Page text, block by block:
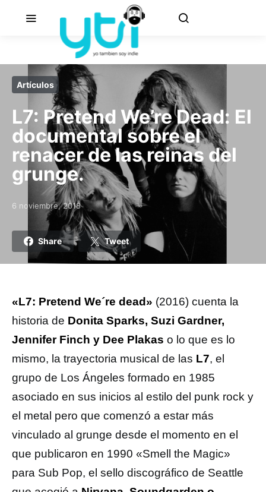
Artículos
L7: Pretend We’re Dead: El
documental sobre el
renacer de las reinas del
grunge.
Posted on
6 noviembre, 2018
Share Tweet
«L7: Pretend We´re dead» (2016) cuenta la
historia de Donita Sparks, Suzi Gardner,
Jennifer Finch y Dee Plakas o lo que es lo
mismo, la trayectoria musical de las L7, el
grupo de Los Ángeles formado en 1985
asociado en sus inicios al estilo del punk rock y
el metal pero que comenzó a estar más
vinculado al grunge desde el momento en el
que publicaron en 1990 «Smell the Magic»
para Sub Pop, el sello discográfico de Seattle